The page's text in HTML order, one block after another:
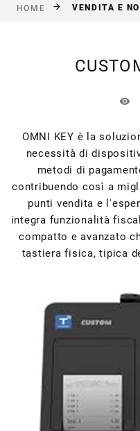
HOME VENDITA E
OMNI KEY è la
necessità di
metodi di
contribuendo così a
punti vendita e
integra funzionalità
compatto e avanzato
tastiera fisica, tipica